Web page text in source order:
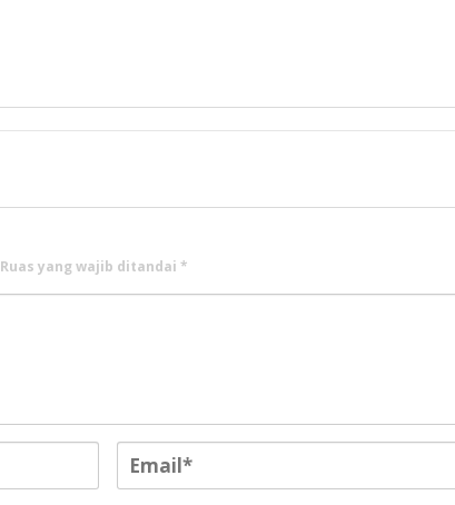
Ruas yang wajib ditandai *